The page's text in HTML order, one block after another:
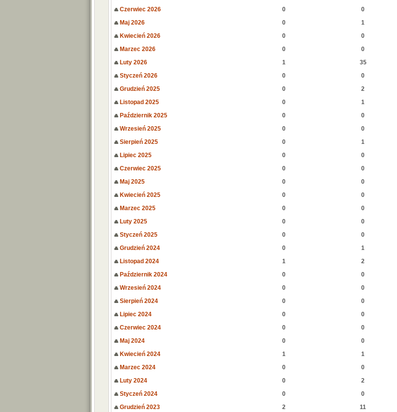
Czerwiec 2026
0 0
Maj 2026
0 1
Kwiecień 2026
0 0
Marzec 2026
0 0
Luty 2026
1 35
Styczeń 2026
0 0
Grudzień 2025
0 2
Listopad 2025
0 1
Październik 2025
0 0
Wrzesień 2025
0 0
Sierpień 2025
0 1
Lipiec 2025
0 0
Czerwiec 2025
0 0
Maj 2025
0 0
Kwiecień 2025
0 0
Marzec 2025
0 0
Luty 2025
0 0
Styczeń 2025
0 0
Grudzień 2024
0 1
Listopad 2024
1 2
Październik 2024
0 0
Wrzesień 2024
0 0
Sierpień 2024
0 0
Lipiec 2024
0 0
Czerwiec 2024
0 0
Maj 2024
0 0
Kwiecień 2024
1 1
Marzec 2024
0 0
Luty 2024
0 2
Styczeń 2024
0 0
Grudzień 2023
2 11